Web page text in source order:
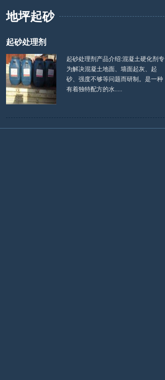
地坪起砂
起砂处理剂
起砂处理剂产品介绍:混凝土硬化剂专
为解决混凝土地面、墙面起灰、起
砂、强度不够等问题而研制。是一种
有着独特配方的水.....